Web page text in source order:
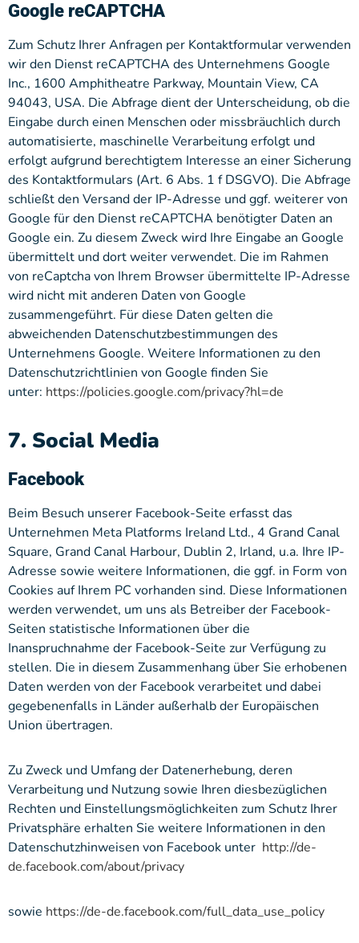
Google reCAPTCHA
Zum Schutz Ihrer Anfragen per Kontaktformular verwenden
wir den Dienst reCAPTCHA des Unternehmens Google
Inc., 1600 Amphitheatre Parkway, Mountain View, CA
94043, USA. Die Abfrage dient der Unterscheidung, ob die
Eingabe durch einen Menschen oder missbräuchlich durch
automatisierte, maschinelle Verarbeitung erfolgt und
erfolgt aufgrund berechtigtem Interesse an einer Sicherung
des Kontaktformulars (Art. 6 Abs. 1 f DSGVO). Die Abfrage
schließt den Versand der IP-Adresse und ggf. weiterer von
Google für den Dienst reCAPTCHA benötigter Daten an
Google ein. Zu diesem Zweck wird Ihre Eingabe an Google
übermittelt und dort weiter verwendet. Die im Rahmen
von reCaptcha von Ihrem Browser übermittelte IP-Adresse
wird nicht mit anderen Daten von Google
zusammengeführt. Für diese Daten gelten die
abweichenden Datenschutzbestimmungen des
Unternehmens Google. Weitere Informationen zu den
Datenschutzrichtlinien von Google finden Sie
unter: https://policies.google.com/privacy?hl=de
7. Social Media
Facebook
Beim Besuch unserer Facebook-Seite erfasst das
Unternehmen Meta Platforms Ireland Ltd., 4 Grand Canal
Square, Grand Canal Harbour, Dublin 2, Irland, u.a. Ihre IP-
Adresse sowie weitere Informationen, die ggf. in Form von
Cookies auf Ihrem PC vorhanden sind. Diese Informationen
werden verwendet, um uns als Betreiber der Facebook-
Seiten statistische Informationen über die
Inanspruchnahme der Facebook-Seite zur Verfügung zu
stellen. Die in diesem Zusammenhang über Sie erhobenen
Daten werden von der Facebook verarbeitet und dabei
gegebenenfalls in Länder außerhalb der Europäischen
Union übertragen.
Zu Zweck und Umfang der Datenerhebung, deren
Verarbeitung und Nutzung sowie Ihren diesbezüglichen
Rechten und Einstellungsmöglichkeiten zum Schutz Ihrer
Privatsphäre erhalten Sie weitere Informationen in den
Datenschutzhinweisen von Facebook unter http://de-
de.facebook.com/about/privacy
sowie https://de-de.facebook.com/full_data_use_policy